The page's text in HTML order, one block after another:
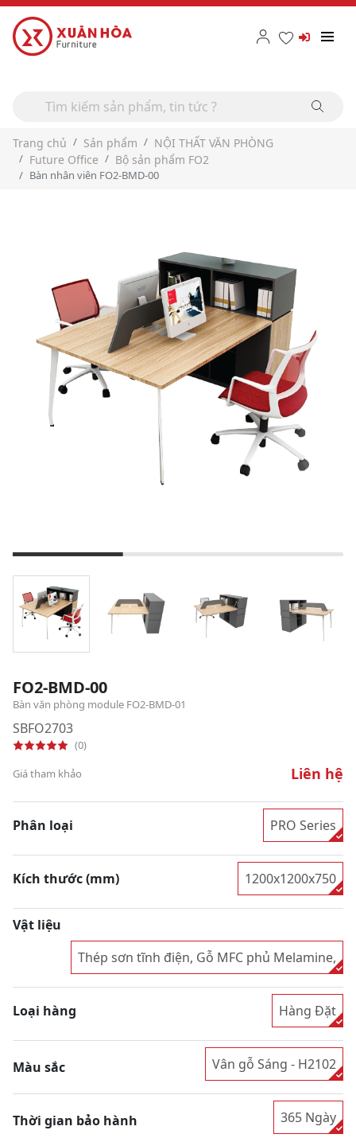
Trang chủ Sản phẩm
NỘI THẤT VĂN PHÒNG
Future Office
Bộ sản phẩm FO2
Bàn nhân viên FO2-BMD-00
FO2-BMD-00
Bàn văn phòng module FO2-BMD-01
SBFO2703
(0)
Giá tham khảo
Liên hệ
Phân loại PRO Series
Kích thước (mm) 1200x1200x750
Vật liệu
Thép sơn tĩnh điện, Gỗ MFC phủ Melamine,
Loại hàng Hàng Đặt
Màu sắc Vân gỗ Sáng - H2102
Thời gian bảo hành 365 Ngày